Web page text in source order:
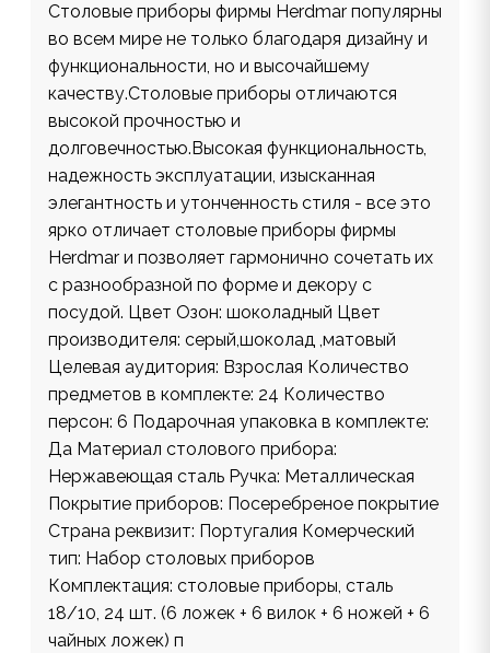
Столовые приборы фирмы Herdmar популярны
во всем мире не только благодаря дизайну и
функциональности, но и высочайшему
качеству.Столовые приборы отличаются
высокой прочностью и
долговечностью.Высокая функциональность,
надежность эксплуатации, изысканная
элегантность и утонченность стиля - все это
ярко отличает столовые приборы фирмы
Herdmar и позволяет гармонично сочетать их
с разнообразной по форме и декору с
посудой. Цвет Озон: шоколадный Цвет
производителя: серый,шоколад ,матовый
Целевая аудитория: Взрослая Количество
предметов в комплекте: 24 Количество
персон: 6 Подарочная упаковка в комплекте:
Да Материал столового прибора:
Нержавеющая сталь Ручка: Металлическая
Покрытие приборов: Посеребреное покрытие
Страна реквизит: Португалия Комерческий
тип: Набор столовых приборов
Комплектация: столовые приборы, сталь
18/10, 24 шт. (6 ложек + 6 вилок + 6 ножей + 6
чайных ложек) п